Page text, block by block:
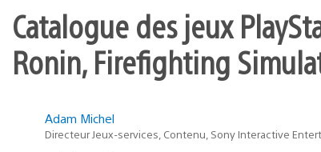
Catalogue des jeux
Ronin, Firefighting
Adam Michel
Directeur Jeux-services, Contenu, Sony Interactive